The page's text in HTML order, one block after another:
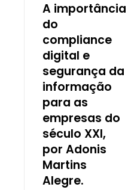
A importância
do
compliance
digital e
segurança da
informação
para as
empresas do
século XXI,
por Adonis
Martins
Alegre.